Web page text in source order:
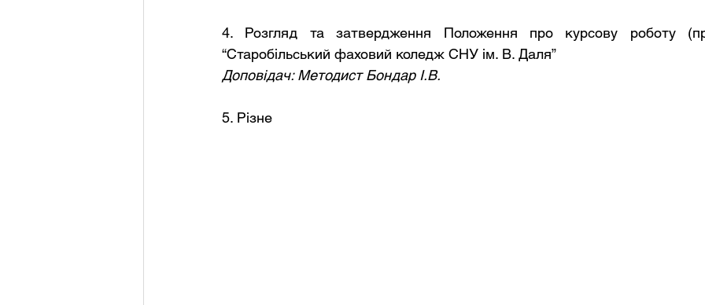
4. Розгляд та затвердження Положення про курсову роботу
“Старобільський фаховий коледж СНУ ім. В. Даля”
Доповідач: Методист Бондар І.В.
5. Різне